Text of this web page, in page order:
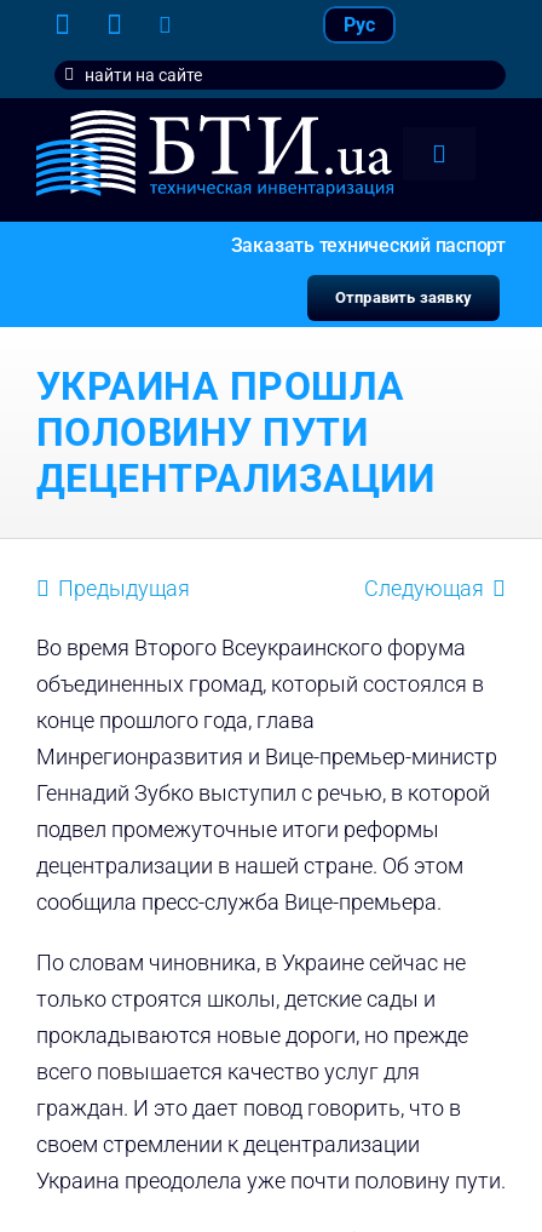
content
Рус
Search
for:
Toggle
услуги
Заказать технический паспорт
Отправить заявку
УКРАИНА ПРОШЛА
ПОЛОВИНУ ПУТИ
ДЕЦЕНТРАЛИЗАЦИИ
Предыдущая Следующая
Во время Второго Всеукраинского форума
объединенных громад, который состоялся в
конце прошлого года, глава
Минрегионразвития и Вице-премьер-министр
Геннадий Зубко выступил с речью, в которой
подвел промежуточные итоги реформы
децентрализации в нашей стране. Об этом
сообщила пресс-служба Вице-премьера.
По словам чиновника, в Украине сейчас не
только строятся школы, детские сады и
прокладываются новые дороги, но прежде
всего повышается качество услуг для
граждан. И это дает повод говорить, что в
своем стремлении к децентрализации
Украина преодолела уже почти половину пути.